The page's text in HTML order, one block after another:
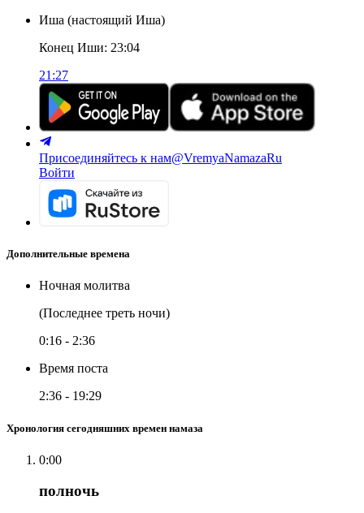
Иша (настоящий Иша)
Конец Иши: 23:04
21:27
Присоединяйтесь к нам@VremyaNamazaRu
Войти
Дополнительные времена
Ночная молитва
(Последнее треть ночи)
0:16 - 2:36
Время поста
2:36 - 19:29
Хронология сегодняшних времен намаза
0:00
полночь